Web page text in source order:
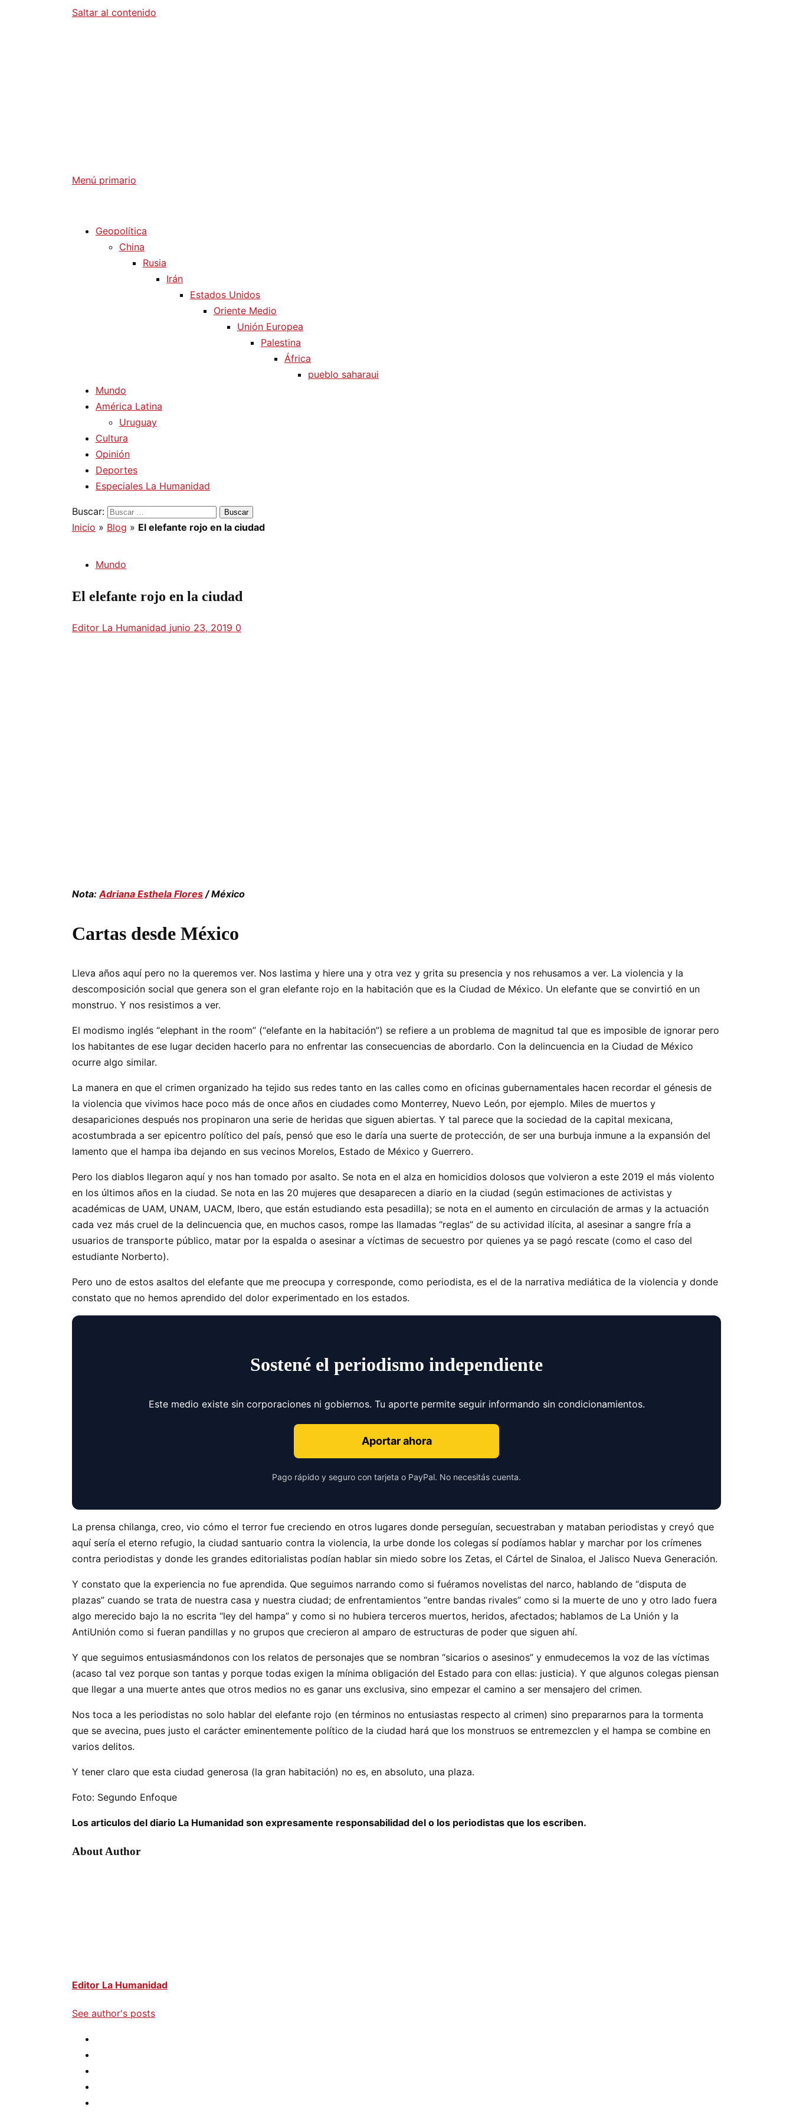
Saltar al contenido
Menú primario
Geopolítica
China
Rusia
Irán
Estados Unidos
Oriente Medio
Unión Europea
Palestina
África
pueblo saharaui
Mundo
América Latina
Uruguay
Cultura
Opinión
Deportes
Especiales La Humanidad
Buscar:
Inicio » Blog » El elefante rojo en la ciudad
Mundo
El elefante rojo en la ciudad
Editor La Humanidad junio 23, 2019 0
Nota: Adriana Esthela Flores / México
Cartas desde México
Lleva años aquí pero no la queremos ver. Nos lastima y hiere una y otra vez y grita su presencia y nos rehusamos a ver. La violencia y la
descomposición social que genera son el gran elefante rojo en la habitación que es la Ciudad de México. Un elefante que se convirtió en un
monstruo. Y nos resistimos a ver.
El modismo inglés “elephant in the room” (“elefante en la habitación”) se refiere a un problema de magnitud tal que es imposible de ignorar pero
los habitantes de ese lugar deciden hacerlo para no enfrentar las consecuencias de abordarlo. Con la delincuencia en la Ciudad de México
ocurre algo similar.
La manera en que el crimen organizado ha tejido sus redes tanto en las calles como en oficinas gubernamentales hacen recordar el génesis de
la violencia que vivimos hace poco más de once años en ciudades como Monterrey, Nuevo León, por ejemplo. Miles de muertos y
desapariciones después nos propinaron una serie de heridas que siguen abiertas. Y tal parece que la sociedad de la capital mexicana,
acostumbrada a ser epicentro político del país, pensó que eso le daría una suerte de protección, de ser una burbuja inmune a la expansión del
lamento que el hampa iba dejando en sus vecinos Morelos, Estado de México y Guerrero.
Pero los diablos llegaron aquí y nos han tomado por asalto. Se nota en el alza en homicidios dolosos que volvieron a este 2019 el más violento
en los últimos años en la ciudad. Se nota en las 20 mujeres que desaparecen a diario en la ciudad (según estimaciones de activistas y
académicas de UAM, UNAM, UACM, Ibero, que están estudiando esta pesadilla); se nota en el aumento en circulación de armas y la actuación
cada vez más cruel de la delincuencia que, en muchos casos, rompe las llamadas “reglas” de su actividad ilícita, al asesinar a sangre fría a
usuarios de transporte público, matar por la espalda o asesinar a víctimas de secuestro por quienes ya se pagó rescate (como el caso del
estudiante Norberto).
Pero uno de estos asaltos del elefante que me preocupa y corresponde, como periodista, es el de la narrativa mediática de la violencia y donde
constato que no hemos aprendido del dolor experimentado en los estados.
Sostené el periodismo independiente
Este medio existe sin corporaciones ni gobiernos. Tu aporte permite seguir informando sin condicionamientos.
Aportar ahora
Pago rápido y seguro con tarjeta o PayPal. No necesitás cuenta.
La prensa chilanga, creo, vio cómo el terror fue creciendo en otros lugares donde perseguían, secuestraban y mataban periodistas y creyó que
aquí sería el eterno refugio, la ciudad santuario contra la violencia, la urbe donde los colegas sí podíamos hablar y marchar por los crímenes
contra periodistas y donde les grandes editorialistas podían hablar sin miedo sobre los Zetas, el Cártel de Sinaloa, el Jalisco Nueva Generación.
Y constato que la experiencia no fue aprendida. Que seguimos narrando como si fuéramos novelistas del narco, hablando de “disputa de
plazas” cuando se trata de nuestra casa y nuestra ciudad; de enfrentamientos “entre bandas rivales” como si la muerte de uno y otro lado fuera
algo merecido bajo la no escrita “ley del hampa” y como si no hubiera terceros muertos, heridos, afectados; hablamos de La Unión y la
AntiUnión como si fueran pandillas y no grupos que crecieron al amparo de estructuras de poder que siguen ahí.
Y que seguimos entusiasmándonos con los relatos de personajes que se nombran “sicarios o asesinos” y enmudecemos la voz de las víctimas
(acaso tal vez porque son tantas y porque todas exigen la mínima obligación del Estado para con ellas: justicia). Y que algunos colegas piensan
que llegar a una muerte antes que otros medios no es ganar uns exclusiva, sino empezar el camino a ser mensajero del crimen.
Nos toca a les periodistas no solo hablar del elefante rojo (en términos no entusiastas respecto al crimen) sino prepararnos para la tormenta
que se avecina, pues justo el carácter eminentemente político de la ciudad hará que los monstruos se entremezclen y el hampa se combine en
varios delitos.
Y tener claro que esta ciudad generosa (la gran habitación) no es, en absoluto, una plaza.
Foto: Segundo Enfoque
Los articulos del diario La Humanidad son expresamente responsabilidad del o los periodistas que los escriben.
About Author
Editor La Humanidad
See author's posts